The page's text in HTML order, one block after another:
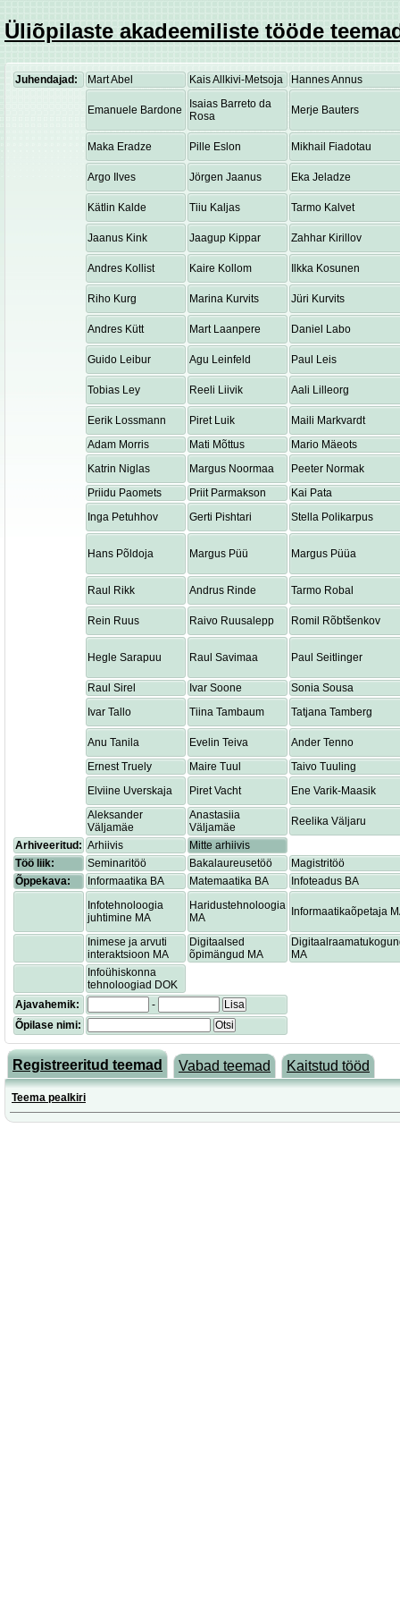
Üliõpilaste akadeemiliste tööde
Juhendajad: Mart Abel Kais Allkivi-Metsoja Hannes Annus
Emanuele Bardone
Isaias Barreto da
Rosa
Merje Bauters
Maka Eradze Pille Eslon Mikhail Fiadotau
Argo Ilves Jörgen Jaanus Eka Jeladze
Kätlin Kalde Tiiu Kaljas Tarmo Kalvet
Jaanus Kink Jaagup Kippar Zahhar Kirillov
Andres Kollist Kaire Kollom Ilkka Kosunen
Riho Kurg Marina Kurvits Jüri Kurvits
Andres Kütt Mart Laanpere Daniel Labo
Guido Leibur Agu Leinfeld Paul Leis
Tobias Ley Reeli Liivik Aali Lilleorg
Eerik Lossmann Piret Luik
Maili Markvardt
Adam Morris
Mati Mõttus
Mario Mäeots
Katrin Niglas
Margus Noormaa
Peeter Normak
Priidu Paomets
Priit Parmakson
Kai Pata
Inga Petuhhov
Gerti Pishtari Stella Polikarpus
Hans Põldoja Margus Püü Margus Püüa
Raul Rikk Andrus Rinde Tarmo Robal
Rein Ruus Raivo Ruusalepp Romil Rõbtšenkov
Hegle Sarapuu Raul Savimaa Paul Seitlinger
Raul Sirel Ivar Soone
Sonia Sousa
Ivar Tallo
Tiina Tambaum Tatjana Tamberg
Anu Tanila Evelin Teiva
Ander Tenno
Ernest Truely
Maire Tuul
Taivo Tuuling
Elviine Uverskaja
Piret Vacht
Ene Varik-Maasik
Aleksander
Väljamäe
Anastasiia
Väljamäe
Reelika Väljaru
Arhiveeritud: Arhiivis
Mitte arhiivis
Töö liik:
Seminaritöö Bakalaureusetöö
Magistritöö
Õppekava:
Informaatika BA Matemaatika BA
Infoteadus BA
Infotehnoloogia
juhtimine MA
Haridustehnoloogia
MA
Informaatikaõpetaja
Inimese ja arvuti
interaktsioon MA
Digitaalsed
õpimängud MA
MA
Infoühiskonna
tehnoloogiad DOK
Ajavahemik:
-
Lisa
Õpilase nimi:
Otsi
Registreeritud teemad Vabad teemad Kaitstud tööd
Teema pealkiri